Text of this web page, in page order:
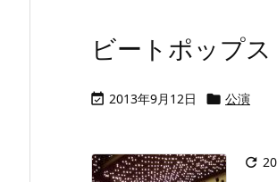
ビートポップス
 2013年9月12日  公演
